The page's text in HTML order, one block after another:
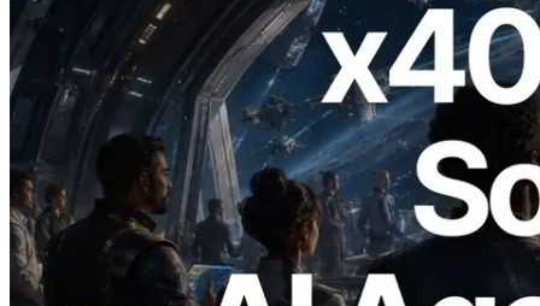
2026.07.04
ERPC x402 destekli Solana RPC'yi
yayınladı — AI agent'ların ihtiyaç
duydukları API'ler için anında ödeme
yaptığı dönem
Bu makaleyi oku